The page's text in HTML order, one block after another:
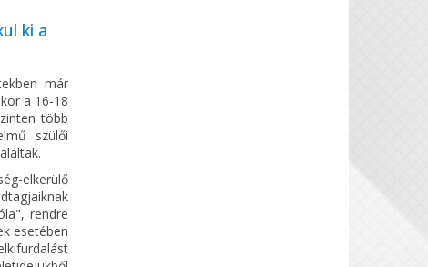
ki a
már
a 16-18
több
szülői
elkerülő
rendre
esetében